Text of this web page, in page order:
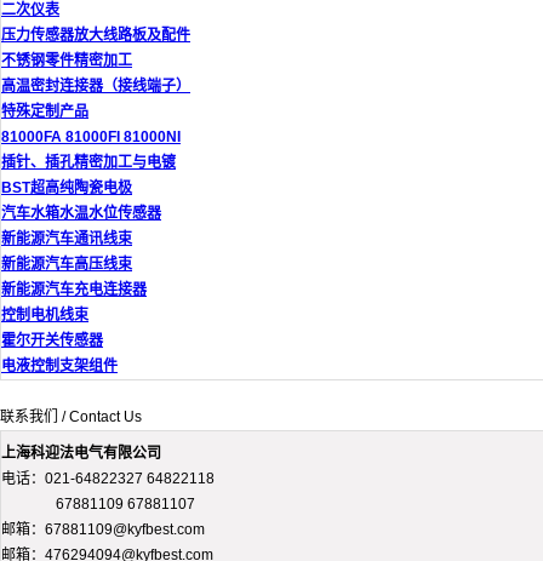
二次仪表
压力传感器放大线路板及配件
不锈钢零件精密加工
高温密封连接器（接线端子）
特殊定制产品
81000FA 81000FI 81000NI
插针、插孔精密加工与电镀
BST超高纯陶瓷电极
汽车水箱水温水位传感器
新能源汽车通讯线束
新能源汽车高压线束
新能源汽车充电连接器
控制电机线束
霍尔开关传感器
电液控制支架组件
联系我们 / Contact Us
上海科迎法电气有限公司
电话：021-64822327 64822118
67881109 67881107
邮箱：67881109@kyfbest.com
邮箱：476294094@kyfbest.com